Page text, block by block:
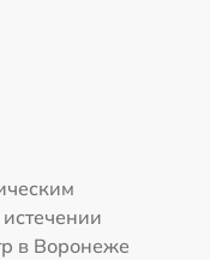
в Воронеже